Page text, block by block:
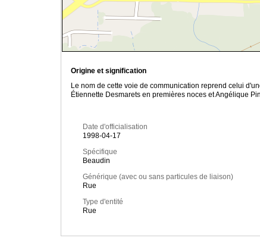
Origine et signification
Le nom de cette voie de communication reprend celui
Étiennette Desmarets en premières noces et Angélique
Date d'officialisation
1998-04-17
Spécifique
Beaudin
Générique (avec ou sans particules de liaison)
Rue
Type d'entité
Rue